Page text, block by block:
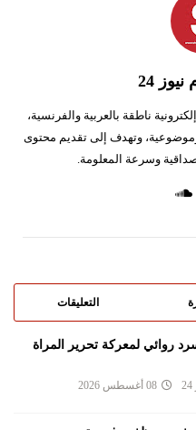
24
ناطقة بالعربية والفرنسية،
وموضوعية، وتهدف إلى تقديم محتوى
وسرعة المعلومة.
التعليقات
روائي لمعركة تحرير المراة
08 أغسطس 2026